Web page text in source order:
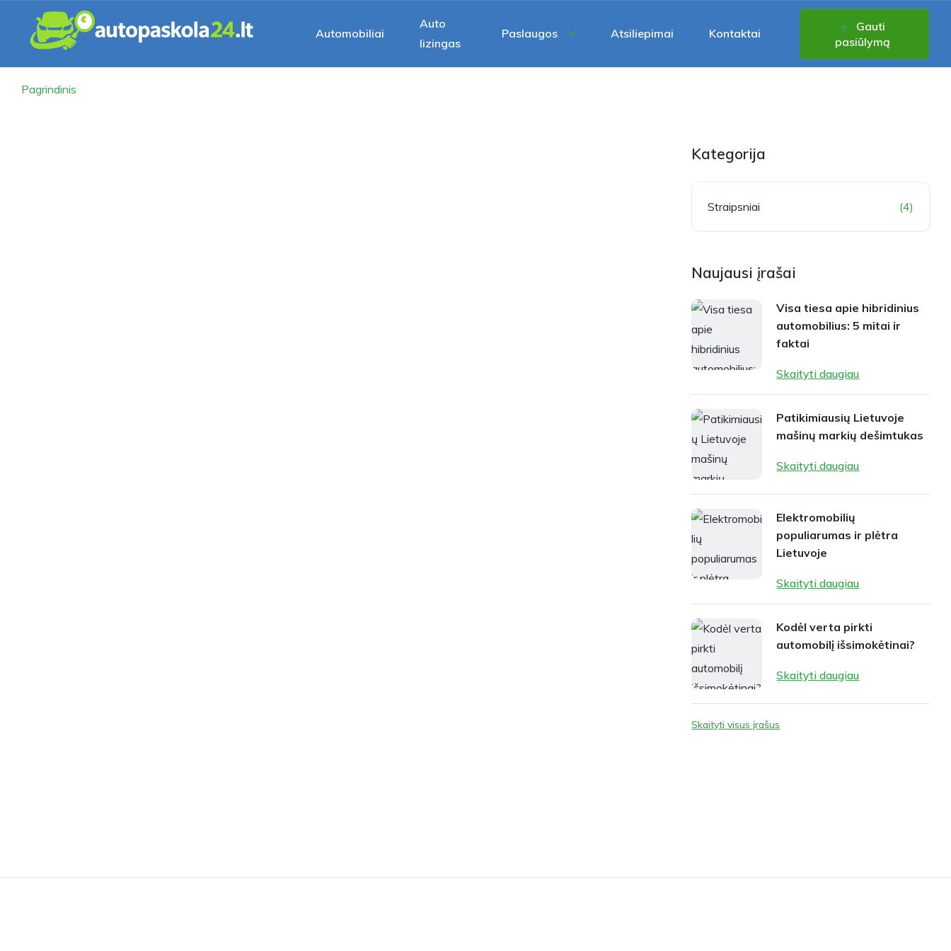
Automobiliai
Auto
lizingas
Paslaugos Atsiliepimai Kontaktai
Gauti
pasiūlymą
Pagrindinis
Kategorija
Straipsniai (4)
Naujausi įrašai
Visa tiesa apie hibridinius
automobilius: 5 mitai ir
faktai
Skaityti daugiau
Patikimiausių Lietuvoje
mašinų markių dešimtukas
Skaityti daugiau
Elektromobilių
populiarumas ir plėtra
Lietuvoje
Skaityti daugiau
Kodėl verta pirkti
automobilį išsimokėtinai?
Skaityti daugiau
Skaityti visus įrašus